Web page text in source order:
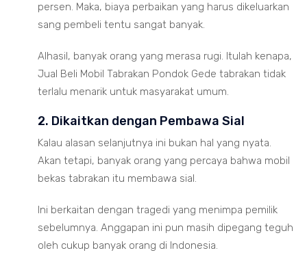
persen. Maka, biaya perbaikan yang harus dikeluarkan
sang pembeli tentu sangat banyak.
Alhasil, banyak orang yang merasa rugi. Itulah kenapa,
Jual Beli Mobil Tabrakan Pondok Gede tabrakan tidak
terlalu menarik untuk masyarakat umum.
2. Dikaitkan dengan Pembawa Sial
Kalau alasan selanjutnya ini bukan hal yang nyata.
Akan tetapi, banyak orang yang percaya bahwa mobil
bekas tabrakan itu membawa sial.
Ini berkaitan dengan tragedi yang menimpa pemilik
sebelumnya. Anggapan ini pun masih dipegang teguh
oleh cukup banyak orang di Indonesia.